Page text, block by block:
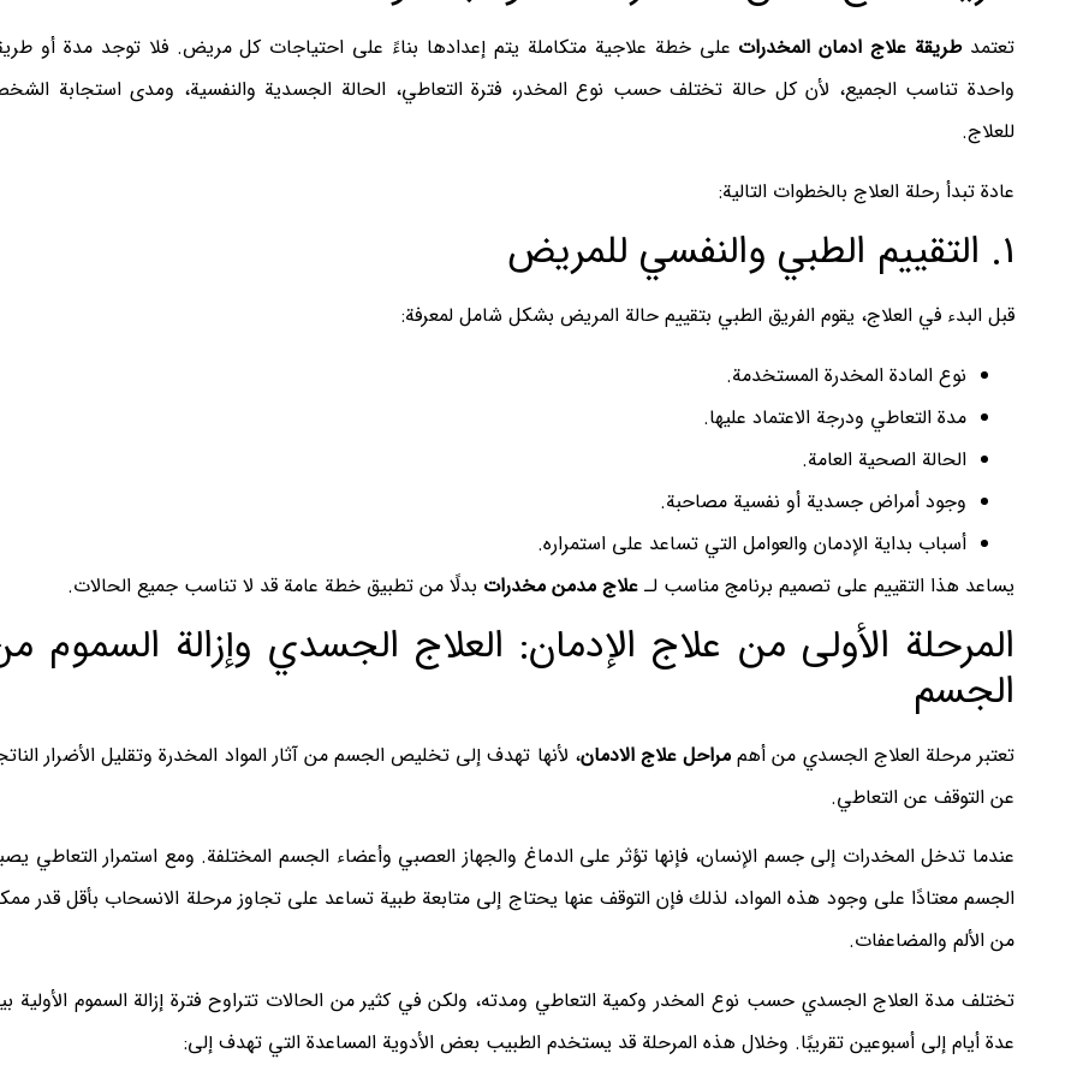
تعتمدطريقة علاج ادمان المخدرات على خطة علاجية متكاملة يتم إعدادها بناءً على احتياجات كل مريض. فلا توجد مدة أو
واحدة تناسب الجميع، لأن كل حالة تختلف حسب نوع المخدر، فترة التعاطي، الحالة الجسدية والنفسية، ومدى استجابة
للعلاج.
عادة تبدأ رحلة العلاج بالخطوات التالية:
1. التقييم الطبي والنفسي للمريض
قبل البدء في العلاج، يقوم الفريق الطبي بتقييم حالة المريض بشكل شامل لمعرفة:
نوع المادة المخدرة المستخدمة.
مدة التعاطي ودرجة الاعتماد عليها.
الحالة الصحية العامة.
وجود أمراض جسدية أو نفسية مصاحبة.
أسباب بداية الإدمان والعوامل التي تساعد على استمراره.
يساعد هذا التقييم على تصميم برنامج مناسب لـ علاج مدمن مخدرات بدلًا من تطبيق خطة عامة قد لا تناسب جميع الحالات.
المرحلة الأولى من علاج الإدمان: العلاج الجسدي وإزالة السموم
الجسم
تعتبر مرحلة العلاج الجسدي من أهم مراحل علاج الادمان، لأنها تهدف إلى تخليص الجسم من آثار المواد المخدرة وتقليل الأضرار
عن التوقف عن التعاطي.
عندما تدخل المخدرات إلى جسم الإنسان، فإنها تؤثر على الدماغ والجهاز العصبي وأعضاء الجسم المختلفة. ومع استمرار التعاطي
الجسم معتادًا على وجود هذه المواد، لذلك فإن التوقف عنها يحتاج إلى متابعة طبية تساعد على تجاوز مرحلة الانسحاب بأقل قدر
من الألم والمضاعفات.
تختلف مدة العلاج الجسدي حسب نوع المخدر وكمية التعاطي ومدته، ولكن في كثير من الحالات تتراوح فترة إزالة السموم الأولية
عدة أيام إلى أسبوعين تقريبًا. وخلال هذه المرحلة قد يستخدم الطبيب بعض الأدوية المساعدة التي تهدف إلى: